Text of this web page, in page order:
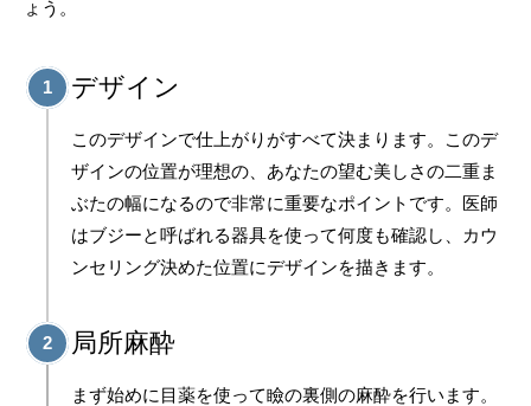
ょう。
1 デザイン
このデザインで仕上がりがすべて決まります。このデ
ザインの位置が理想の、あなたの望む美しさの二重ま
ぶたの幅になるので非常に重要なポイントです。医師
はブジーと呼ばれる器具を使って何度も確認し、カウ
ンセリング決めた位置にデザインを描きます。
2 局所麻酔
まず始めに目薬を使って瞼の裏側の麻酔を行います。